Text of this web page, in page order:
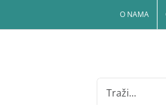
O NAMA
Search
for: